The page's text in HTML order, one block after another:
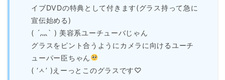
イブDVDの特典として付きます(グラス持って急に
宣伝始める)
( ´灬` ) 美容系ユーチューバじゃん
グラスをピント合うようにカメラに向けるユーチ
ューパー臣ちゃん
( ‘ㅅ’ )えーっとこのグラスです♡